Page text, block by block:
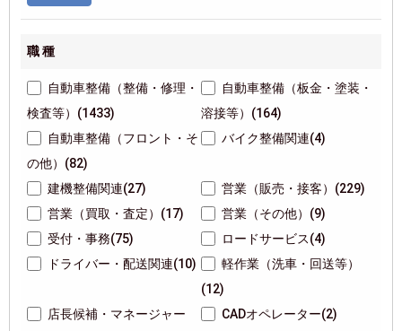
職 種
自動車整備（整備・修理・
検査等）(1433)
自動車整備（板金・塗装・
溶接等）(164)
自動車整備（フロント・そ
の他）(82)
バイク整備関連(4)
建機整備関連(27)
営業（販売・接客）(229)
営業（買取・査定）(17)
営業（その他）(9)
受付・事務(75)
ロードサービス(4)
ドライバー・配送関連(10)
軽作業（洗車・回送等）
(12)
店長候補・マネージャー
CADオペレーター(2)